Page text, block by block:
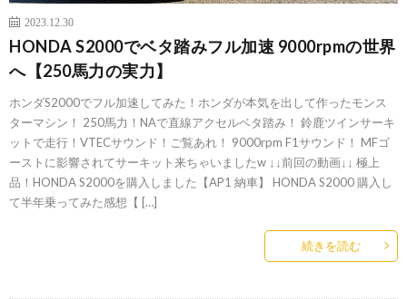
2023.12.30
HONDA S2000でベタ踏みフル加速 9000rpmの世界
へ【250馬力の実力】
ホンダS2000でフル加速してみた！ホンダが本気を出して作ったモンス
ターマシン！ 250馬力！NAで直線アクセルベタ踏み！ 鈴鹿ツインサーキ
ットで走行！VTECサウンド！ご覧あれ！ 9000rpm F1サウンド！ MFゴ
ーストに影響されてサーキット来ちゃいましたw ↓↓前回の動画↓↓ 極上
品！HONDA S2000を購入しました【AP1 納車】 HONDA S2000 購入し
て半年乗ってみた感想【 […]
続きを読む